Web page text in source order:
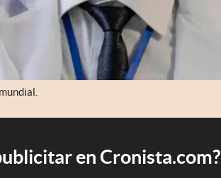
en Cronista.com?